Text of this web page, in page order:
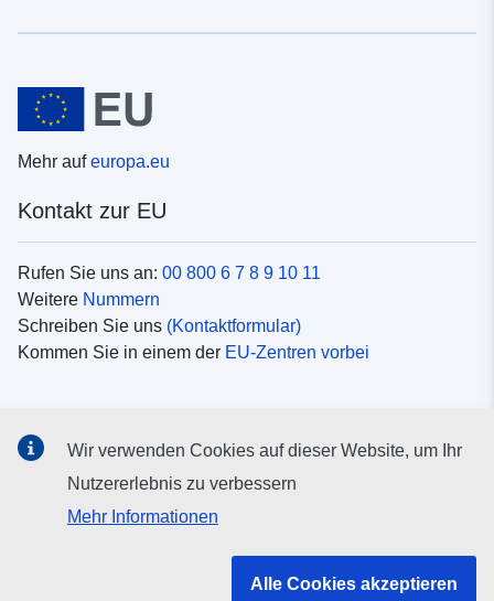
Mehr aufeuropa.eu
Kontakt zur EU
Rufen Sie uns an: 00 800 6 7 8 9 10 11
Weitere Nummern
Schreiben Sie uns (Kontaktformular)
Kommen Sie in einem der EU-Zentren vorbei
Suche nach EUSocial-Media-Kanäle
Organe und Einrichtungen der EU
Wir verwenden Cookies auf dieser Website, um Ihr
Nutzererlebnis zu verbessern
Mehr Informationen
Alle Cookies akzeptieren